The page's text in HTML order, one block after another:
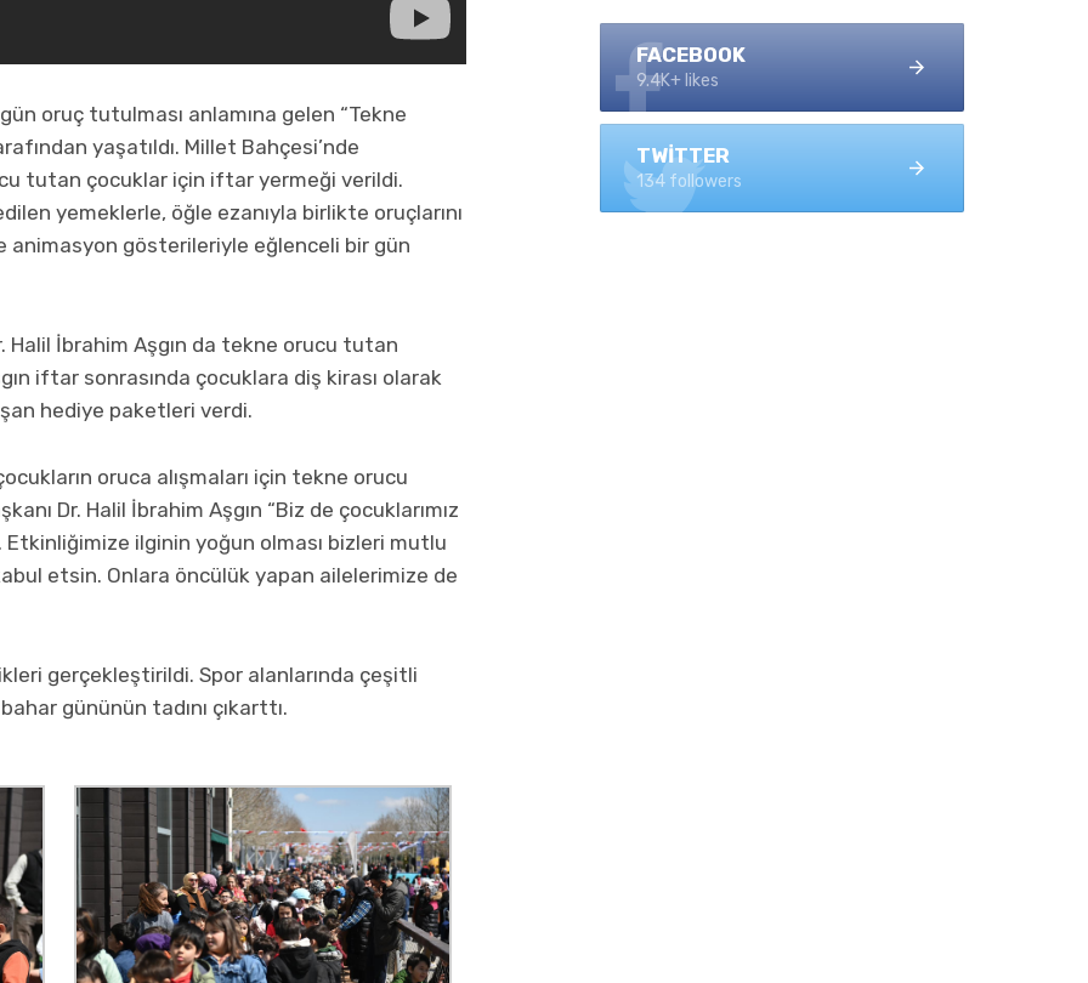
oruç tutulması anlamına gelen “Tekne
yaşatıldı. Millet Bahçesi’nde
tutan çocuklar için iftar yermeği verildi.
yemeklerle, öğle ezanıyla birlikte oruçlarını
animasyon gösterileriyle eğlenceli bir gün
Halil İbrahim Aşgın da tekne orucu tutan
iftar sonrasında çocuklara diş kirası olarak
hediye paketleri verdi.
oruca alışmaları için tekne orucu
Dr. Halil İbrahim Aşgın “Biz de çocuklarımız
ilginin yoğun olması bizleri mutlu
etsin. Onlara öncülük yapan ailelerimize de
gerçekleştirildi. Spor alanlarında çeşitli
gününün tadını çıkarttı.
FACEBOOK
9.4K+ likes
TWITTER
134 followers